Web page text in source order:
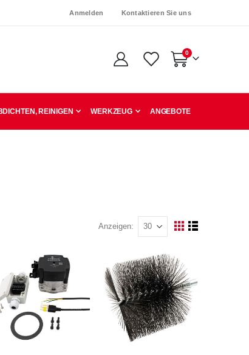
Anmelden Kontaktieren Sie uns
Warenkorb
0Artikel
REINIGEN WERKZEUG ANGEBOTE
Anzeigen
Ansicht